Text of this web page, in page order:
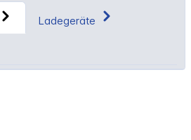
Ladegeräte